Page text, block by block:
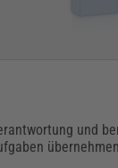
und